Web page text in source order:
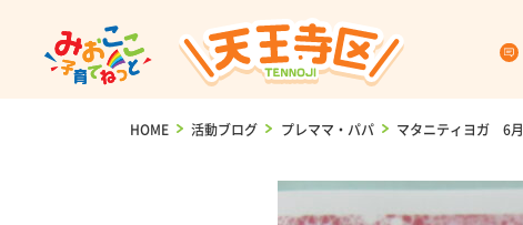
HOME > 活動ブログ > プレママ・パパ > マタニティヨガ 6月